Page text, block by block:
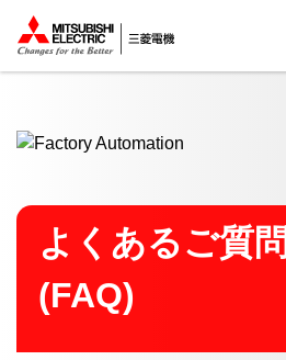
ここから本文
よくあるご質問
(FAQ)